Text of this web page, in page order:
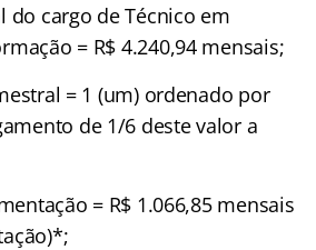
do cargo de Técnico em
= R$ 4.240,94 mensais;
= 1 (um) ordenado por
de 1/6 deste valor a
= R$ 1.066,85 mensais